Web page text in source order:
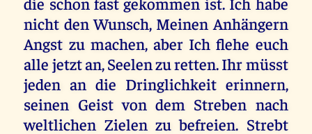
nicht den Wunsch, Meinen Anhängern
Angst zu machen, aber Ich flehe euch
alle jetzt an, Seelen zu retten. Ihr müsst
jeden an die Dringlichkeit erinnern,
seinen Geist von dem Streben nach
weltlichen Zielen zu befreien. Strebt